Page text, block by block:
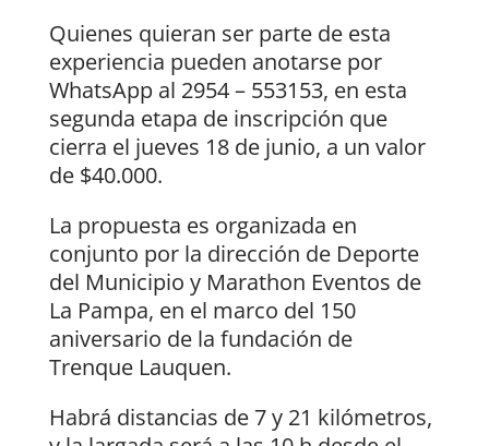
Quienes quieran ser parte de esta
experiencia pueden anotarse por
WhatsApp al 2954 – 553153, en esta
segunda etapa de inscripción que
cierra el jueves 18 de junio, a un valor
de $40.000.
La propuesta es organizada en
conjunto por la dirección de Deporte
del Municipio y Marathon Eventos de
La Pampa, en el marco del 150
aniversario de la fundación de
Trenque Lauquen.
Habrá distancias de 7 y 21 kilómetros,